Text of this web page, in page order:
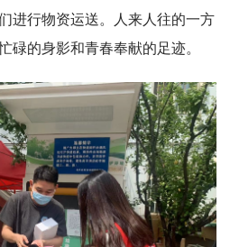
进行物资运送。人来人往的一方
碌的身影和青春奉献的足迹。